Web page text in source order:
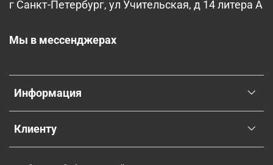
Информация
Клиенту
г Санкт-Петербург, ул Учительская, д 14 литера А
Мы в мессенджерах